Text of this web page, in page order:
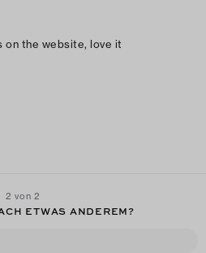
on the website, love it
2 von 2
ETWAS ANDEREM?